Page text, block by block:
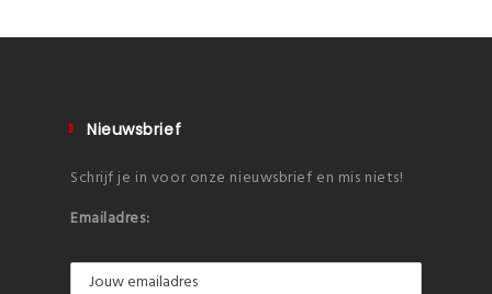
Nieuwsbrief
Schrijf je in voor onze nieuwsbrief en mis niets!
Emailadres: